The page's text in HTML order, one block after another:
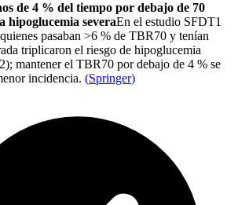
de 4 % del tiempo por debajo de 70
hipoglucemia severaEn el estudio SFDT1
pasaban >6 % de TBR70 y tenían
triplicaron el riesgo de hipoglucemia
mantener el TBR70 por debajo de 4 % se
incidencia. (Springer)